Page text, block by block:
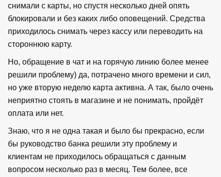
снимали с карты, но спустя несколько дней опять
блокировали и без каких либо оповещений. Средства
приходилось снимать через кассу или переводить на
стороннюю карту.
Но, обращение в чат и на горячую линию более менее
решили проблему) да, потрачено много времени и сил,
но уже вторую неделю карта активна. А так, было очень
неприятно стоять в магазине и не понимать, пройдёт
оплата или нет.
Знаю, что я не одна такая и было бы прекрасно, если
бы руководство банка решили эту проблему и
клиентам не приходилось обращаться с данным
вопросом несколько раз в месяц. Тем более, все